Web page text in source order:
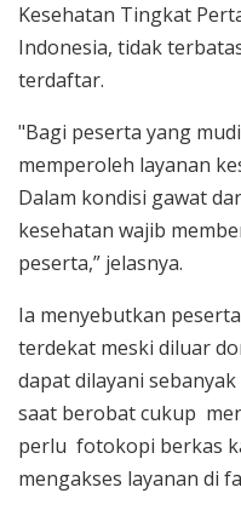
Kesehatan Tingkat
Indonesia, tidak
terdaftar.
"Bagi peserta yang
memperoleh layanan
Dalam kondisi gawat
kesehatan wajib
peserta,” jelasnya.
Ia menyebutkan
terdekat meski diluar
dapat dilayani
saat berobat cukup
perlu fotokopi berkas
mengakses layanan di